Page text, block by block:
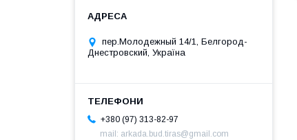
пер.Молодежный 14/1, Белгород-
Днестровский, Україна
+380 (97) 313-82-97
mail: arkada.bud.tiras@gmail.com